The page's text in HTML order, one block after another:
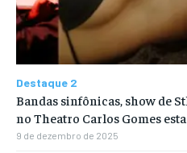
Destaque 2
Bandas sinfônicas, show de
no Theatro Carlos Gomes
9 de dezembro de 2025